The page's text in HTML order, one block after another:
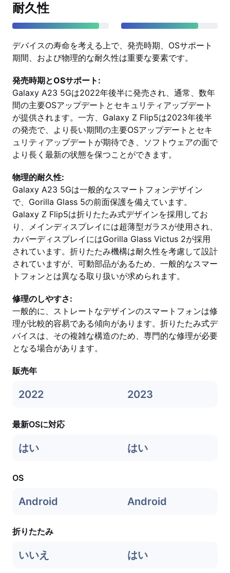
耐久性
デバイスの寿命を考える上で、発売時期、OSサポート
期間、および物理的な耐久性は重要な要素です。
発売時期とOSサポート:
Galaxy A23 5Gは2022年後半に発売され、通常、数年
間の主要OSアップデートとセキュリティアップデート
が提供されます。一方、Galaxy Z Flip5は2023年後半
の発売で、より長い期間の主要OSアップデートとセキ
ュリティアップデートが期待でき、ソフトウェアの面で
より長く最新の状態を保つことができます。
物理的耐久性:
Galaxy A23 5Gは一般的なスマートフォンデザイン
で、Gorilla Glass 5の前面保護を備えています。
Galaxy Z Flip5は折りたたみ式デザインを採用してお
り、メインディスプレイには超薄型ガラスが使用され、
カバーディスプレイにはGorilla Glass Victus 2が採用
されています。折りたたみ機構は耐久性を考慮して設計
されていますが、可動部品があるため、一般的なスマー
トフォンとは異なる取り扱いが求められます。
修理のしやすさ:
一般的に、ストレートなデザインのスマートフォンは修
理が比較的容易である傾向があります。折りたたみ式デ
バイスは、その複雑な構造のため、専門的な修理が必要
となる場合があります。
販売年
2022 2023
最新OSに対応
はい はい
OS
Android Android
折りたたみ
いいえ はい